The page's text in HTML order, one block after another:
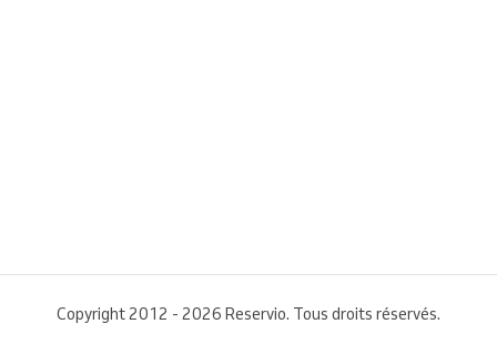
Copyright 2012 - 2026 Reservio. Tous droits réservés.